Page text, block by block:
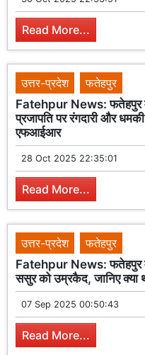
Read More...
उत्तर-प्रदेश
फतेहपुर
Fatehpur News: फतेहपुर
प्रजापति पर रंगदारी और
एफआईआर
28 Oct 2025 22:35:01
Read More...
उत्तर-प्रदेश
फतेहपुर
Fatehpur News: फतेहपुर
ससुर को उम्रकैद, जानिए क्या
07 Sep 2025 00:50:43
Read More...